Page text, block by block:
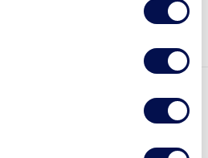
Sazinies ar mums